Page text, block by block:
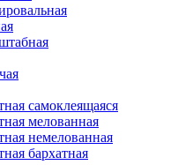
самоклеящаяся
мелованная
немелованная
бархатная